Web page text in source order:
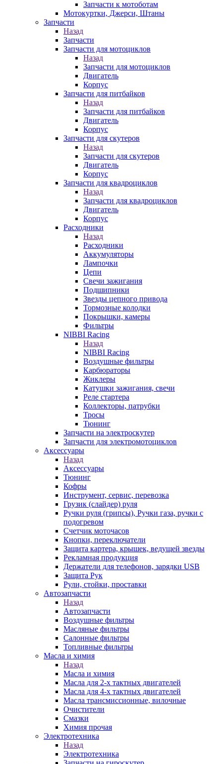
Запчасти к мотоботам
Мотокуртки, Джерси, Штаны
Запчасти
Назад
Запчасти
Запчасти для мотоциклов
Назад
Запчасти для мотоциклов
Двигатель
Корпус
Запчасти для питбайков
Назад
Запчасти для питбайков
Двигатель
Корпус
Запчасти для скутеров
Назад
Запчасти для скутеров
Двигатель
Корпус
Запчасти для квадроциклов
Назад
Запчасти для квадроциклов
Двигатель
Корпус
Расходники
Назад
Расходники
Аккумуляторы
Лампочки
Цепи
Свечи зажигания
Подшипники
Звезды цепного привода
Тормозные колодки
Покрышки, камеры
Фильтры
NIBBI Racing
Назад
NIBBI Racing
Воздушные фильтры
Карбюраторы
Жиклеры
Катушки зажигания, свечи
Реле стартера
Коллекторы, патрубки
Тросы
Тюнинг
Запчасти на электроскутер
Запчасти для электромотоциклов
Аксессуары
Назад
Аксессуары
Тюнинг
Кофры
Инструмент, сервис, перевозка
Грузик (слайдер) руля
Ручки руля (грипсы), Ручки газа, ручки с
подогревом
Счетчик моточасов
Кнопки, переключатели
Защита картера, крышек, ведущей звезды
Рекламная продукция
Держатели для телефонов, зарядки USB
Защита Рук
Рули, стойки, проставки
Автозапчасти
Назад
Автозапчасти
Воздушные фильтры
Масляные фильтры
Салонные фильтры
Топливные фильтры
Масла и химия
Назад
Масла и химия
Масла для 2-х тактных двигателей
Масла для 4-х тактных двигателей
Масла трансмиссионные, вилочные
Очистители
Смазки
Химия прочая
Электротехника
Назад
Электротехника